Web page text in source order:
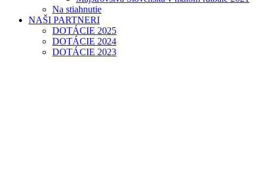
Na stiahnutie
NAŠI PARTNERI
DOTÁCIE 2025
DOTÁCIE 2024
DOTÁCIE 2023